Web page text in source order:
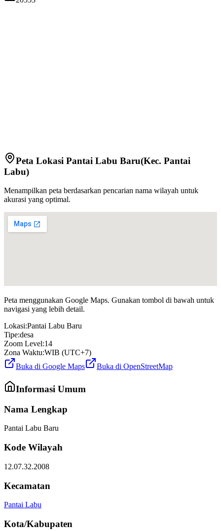
Peta Lokasi Pantai Labu Baru(Kec. Pantai
Labu)
Menampilkan peta berdasarkan pencarian nama wilayah untuk
akurasi yang optimal.
Peta menggunakan Google Maps. Gunakan tombol di bawah untuk
navigasi yang lebih detail.
Lokasi:Pantai Labu Baru
Tipe:desa
Zoom Level:14
Zona Waktu:WIB (UTC+7)
Buka di Google Maps
Buka di OpenStreetMap
Informasi Umum
Nama Lengkap
Pantai Labu Baru
Kode Wilayah
12.07.32.2008
Kecamatan
Pantai Labu
Kota/Kabupaten